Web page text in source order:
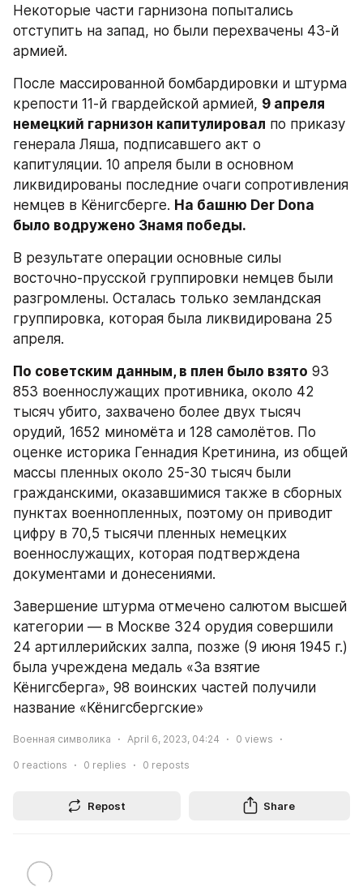
Некоторые части гарнизона попытались
отступить на запад, но были перехвачены 43-й
армией.
После массированной бомбардировки и штурма
крепости 11-й гвардейской армией, 9 апреля
немецкий гарнизон капитулировал по приказу
генерала Ляша, подписавшего акт о
капитуляции. 10 апреля были в основном
ликвидированы последние очаги сопротивления
немцев в Кёнигсберге. На башню Der Dona
было водружено Знамя победы.
В результате операции основные силы
восточно-прусской группировки немцев были
разгромлены. Осталась только земландская
группировка, которая была ликвидирована 25
апреля.
По советским данным, в плен было взято 93
853 военнослужащих противника, около 42
тысяч убито, захвачено более двух тысяч
орудий, 1652 миномёта и 128 самолётов. По
оценке историка Геннадия Кретинина, из общей
массы пленных около 25-30 тысяч были
гражданскими, оказавшимися также в сборных
пунктах военнопленных, поэтому он приводит
цифру в 70,5 тысячи пленных немецких
военнослужащих, которая подтверждена
документами и донесениями.
Завершение штурма отмечено салютом высшей
категории — в Москве 324 орудия совершили
24 артиллерийских залпа, позже (9 июня 1945 г.)
была учреждена медаль «За взятие
Кёнигсберга», 98 воинских частей получили
название «Кёнигсбергские»
Военная символика April 6, 2023, 04:24 0 views
0 reactions 0 replies 0 reposts
Repost Share